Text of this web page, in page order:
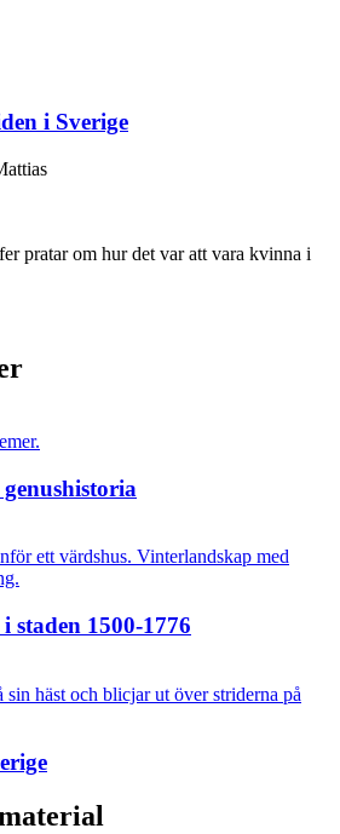
i Sverige
pratar om hur det var att vara kvinna i
staden 1500-1776